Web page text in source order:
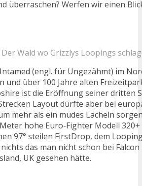
überraschen? Werfen wir einen
Wald wo Grizzlys Loopings
(engl. für Ungezähmt) im
und über 100 Jahre alten
ist die Eröffnung seiner dritten
Layout dürfte aber bei
mehr als ein müdes Lächeln
hohe Euro-Fighter Modell
97° steilen FirstDrop, dem
das man nicht schon bei
UK gesehen hätte.